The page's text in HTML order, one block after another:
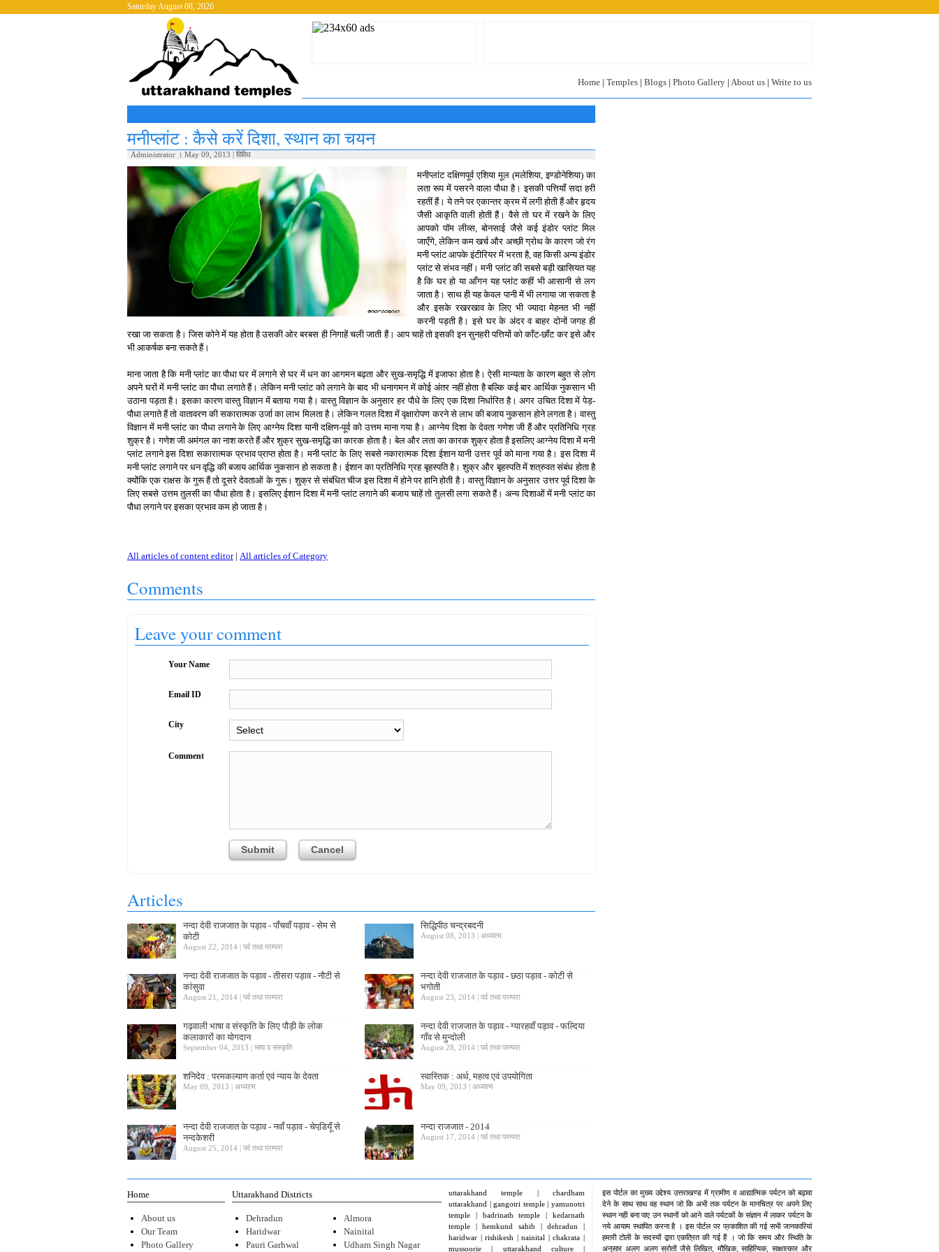
Saturday August 08, 2026
Home | Temples | Blogs | Photo Gallery | About us | Write to us
मनीप्लांट : कैसे करें दिशा, स्थान का चयन
Administrator । May 09, 2013 | विविध
मनीप्लांट दक्षिणपूर्व एशिया मूल (मलेशिया, इण्डोनेशिया) का
लता रूप में पसरने वाला पौधा है। इसकी पत्तियाँ सदा हरी
रहतीं हैं। ये तने पर एकान्तर क्रम में लगी होती हैं और हृदय
जैसी आकृति वाली होती हैं। वैसे तो घर में रखने के लिए
आपको पॉम लीव्स, बोनसाई जैसे कई इंडोर प्लांट मिल
जाएँगे, लेकिन कम खर्च और अच्छी ग्रोथ के कारण जो रंग
मनी प्लांट आपके इंटीरियर में भरता है, वह किसी अन्य इंडोर
प्लांट से संभव नहीं। मनी प्लांट की सबसे बड़ी खासियत यह
है कि घर हो या आँगन यह प्लांट कहीं भी आसानी से लग
जाता है। साथ ही यह केवल पानी में भी लगाया जा सकता है
और इसके रखरखाव के लिए भी ज्यादा मेहनत भी नहीं
करनी पड़ती है। इसे घर के अंदर व बाहर दोनों जगह ही
रखा जा सकता है। जिस कोने में यह होता है उसकी ओर बरबस ही निगाहें चली जाती हैं। आप चाहें तो इसकी इन सुनहरी पत्तियों को काँट-छाँट कर इसे और
भी आकर्षक बना सकते हैं।
माना जाता है कि मनी प्लांट का पौधा घर में लगाने से घर में धन का आगमन बढ़ता और सुख-समृद्धि में इजाफा होता है। ऐसी मान्यता के कारण बहुत से लोग
अपने घरों में मनी प्लांट का पौधा लगाते हैं। लेकिन मनी प्लांट को लगाने के बाद भी धनागमन में कोई अंतर नहीं होता है बल्कि कई बार आर्थिक नुकसान भी
उठाना पड़ता है। इसका कारण वास्तु विज्ञान में बताया गया है। वास्तु विज्ञान के अनुसार हर पौधे के लिए एक दिशा निर्धारित है। अगर उचित दिशा में पेड़-
पौधा लगाते हैं तो वातावरण की सकारात्मक उर्जा का लाभ मिलता है। लेकिन गलत दिशा में वृक्षारोपण करने से लाभ की बजाय नुकसान होने लगता है। वास्तु
विज्ञान में मनी प्लांट का पौधा लगाने के लिए आग्नेय दिशा यानी दक्षिण-पूर्व को उत्तम माना गया है। आग्नेय दिशा के देवता गणेश जी हैं और प्रतिनिधि ग्रह
शुक्र है। गणेश जी अमंगल का नाश करते हैं और शुक्र सुख-समृद्धि का कारक होता है। बेल और लता का कारक शुक्र होता है इसलिए आग्नेय दिशा में मनी
प्लांट लगाने इस दिशा सकारात्मक प्रभाव प्राप्त होता है। मनी प्लांट के लिए सबसे नकारात्मक दिशा ईशान यानी उत्तर पूर्व को माना गया है। इस दिशा में
मनी प्लांट लगाने पर धन वृद्धि की बजाय आर्थिक नुकसान हो सकता है। ईशान का प्रतिनिधि ग्रह बृहस्पति है। शुक्र और बृहस्पति में शत्रुवत संबंध होता है
क्योंकि एक राक्षस के गुरू हैं तो दूसरे देवताओं के गुरू। शुक्र से संबंधित चीज इस दिशा में होने पर हानि होती है। वास्तु विज्ञान के अनुसार उत्तर पूर्व दिशा के
लिए सबसे उत्तम तुलसी का पौधा होता है। इसलिए ईशान दिशा में मनी प्लांट लगाने की बजाय चाहें तो तुलसी लगा सकते हैं। अन्य दिशाओं में मनी प्लांट का
पौधा लगाने पर इसका प्रभाव कम हो जाता है।
All articles of content editor| All articles of Category
Comments
Leave your comment
Your Name
Email ID
City
Comment
Articles
नन्दा देवी राजजात के पड़ाव - पाँचवाँ पड़ाव - सेम से
कोटी
August 22, 2014 | पर्व तथा परम्परा
सिद्धिपीठ चन्द्रबदनी
August 08, 2013 | अध्यात्म
नन्दा देवी राजजात के पड़ाव - तीसरा पड़ाव - नौटी से
कांसुवा
August 21, 2014 | पर्व तथा परम्परा
नन्दा देवी राजजात के पड़ाव - छठा पड़ाव - कोटी से
भगोती
August 23, 2014 | पर्व तथा परम्परा
गढ़वाली भाषा व संस्कृति के लिए पौड़ी के लोक
कलाकारों का योगदान
September 04, 2013 | भाषा व संस्कृति
नन्दा देवी राजजात के पड़ाव - ग्यारहवाँ पड़ाव - फल्दिया
गाँव से मुन्दोली
August 28, 2014 | पर्व तथा परम्परा
शनिदेव : परमकल्याण कर्ता एवं न्याय के देवता
May 09, 2013 | अध्यात्म
स्वास्तिक : अर्थ, महत्व एवं उपयोगिता
May 09, 2013 | अध्यात्म
नन्दा देवी राजजात के पड़ाव - नवाँ पड़ाव - चेपडि़यूँ से
नन्दकेशरी
August 25, 2014 | पर्व तथा परम्परा
नन्दा राजजात - 2014
August 17, 2014 | पर्व तथा परम्परा
Home
About us
Our Team
Photo Gallery
Uttarakhand Districts
Dehradun
Haridwar
Pauri Garhwal
Almora
Nainital
Udham Singh Nagar
uttarakhand temple | chardham
uttarakhand | gangotri temple | yamunotri
temple | badrinath temple | kedarnath
temple | hemkund sahib | dehradun |
haridwar | rishikesh | nainital | chakrata |
mussoorie | uttarakhand culture |
इस पोर्टल का मुख्य उद्देश्य उत्तराखण्ड में ग्रामीण व आद्यात्मिक पर्यटन को बढ़ावा
देने के साथ साथ वह स्थान जो कि अभी तक पर्यटन के मानचित्र पर अपने लिए
स्थान नही बना पाए उन स्थानों को आने वाले पर्यटकों के संज्ञान में लाकर पर्यटन के
नये आयाम स्थापित करना है । इस पोर्टल पर प्रकाशित की गई सभी जानकारियां
हमारी टोली के सदस्यों द्वारा एकत्रित की गई हैं । जो कि समय और स्थिति के
अनुसार अलग अलग स्रोतों जैसे लिखित, मौखिक, साहित्यिक, साक्षात्कार और